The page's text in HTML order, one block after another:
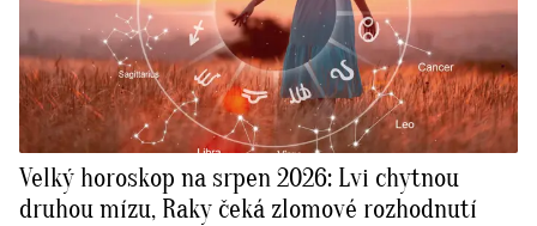
Velký horoskop na srpen 2026: Lvi chytnou
druhou mízu, Raky čeká zlomové rozhodnutí